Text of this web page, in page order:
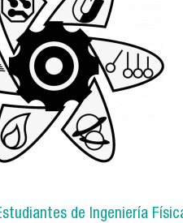
de Ingeniería